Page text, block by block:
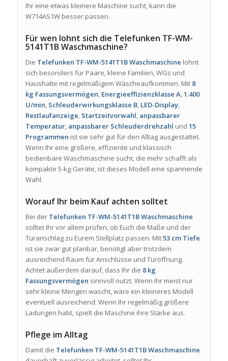
Ihr eine etwas kleinere Maschine sucht, kann die
W714AS1W besser passen.
Für wen lohnt sich die Telefunken TF-WM-
5141T1B Waschmaschine?
Die Telefunken TF-WM-5141T1B Waschmaschine lohnt
sich besonders für Paare, kleine Familien, WGs und
Haushalte mit regelmäßigem Wäscheaufkommen. Mit 8
kg Fassungsvermögen, Energieeffizienzklasse A,1.400
U/min, Schleuderwirkungsklasse B, LED-Display,
Restlaufanzeige, Startzeitvorwahl, anpassbarer
Temperatur, anpassbarer Schleuderdrehzahl und 15
Programmen ist sie sehr gut für den Alltag ausgestattet.
Wenn Ihr eine größere, effiziente und klassisch
bedienbare Waschmaschine sucht, die mehr schafft als
kompakte 5-kg-Geräte, ist dieses Modell eine spannende
Wahl.
Worauf Ihr beim Kauf achten solltet
Bei der Telefunken TF-WM-5141T1B Waschmaschine
solltet Ihr vor allem prüfen, ob Euch die Maße und der
Türanschlag zu Eurem Stellplatz passen. Mit53 cm Tiefe
ist sie zwar gut planbar, benötigt aber trotzdem
ausreichend Raum für Anschlüsse und Türöffnung.
Achtet außerdem darauf, dass Ihr die 8 kg
Fassungsvermögen sinnvoll nutzt. Wenn Ihr meist nur
sehr kleine Mengen wascht, wäre ein kleineres Modell
eventuell ausreichend. Wenn Ihr regelmäßig größere
Ladungen habt, spielt die Maschine ihre Stärke aus.
Pflege im Alltag
Damit die Telefunken TF-WM-5141T1B Waschmaschine